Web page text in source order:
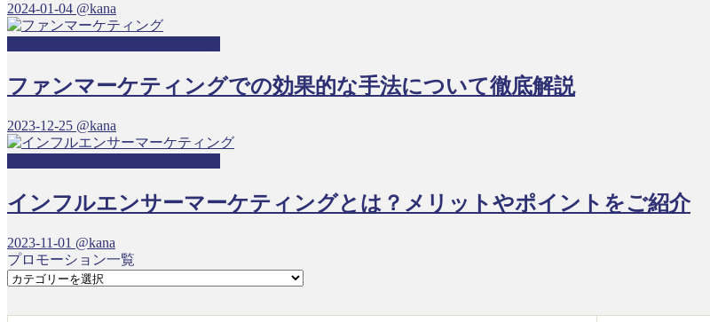
2024-01-04 @kana
ファンマーケティングでの効果的な手法について徹底解説
2023-12-25 @kana
インフルエンサーマーケティングとは？メリットやポイントをご紹介
2023-11-01 @kana
プロモーション一覧
プ
モ